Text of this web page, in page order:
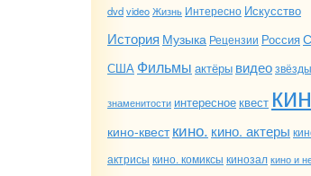
dvdvideoЖизнь Интересно Искусство
История Музыка Рецензии Россия
США Фильмы актёры видео
знаменитости интересноеквест
кино-квест кино. кино. актеры
актрисы кино. комиксы кинозал кино и